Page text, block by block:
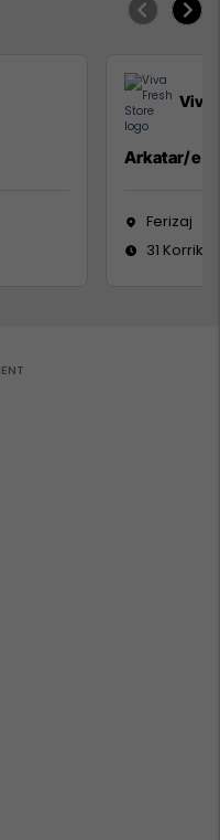
Viva
Arkatar/e
Ferizaj
31 Korrik